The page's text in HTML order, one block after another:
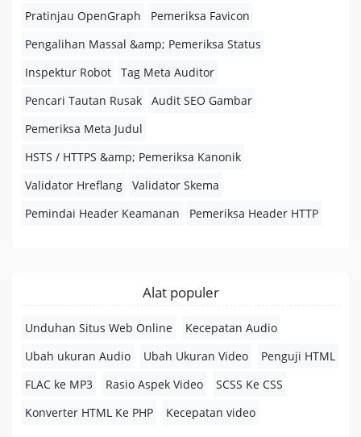
Pratinjau OpenGraph
Pemeriksa Favicon
Pengalihan Massal &amp; Pemeriksa Status
Inspektur Robot
Tag Meta Auditor
Pencari Tautan Rusak
Audit SEO Gambar
Pemeriksa Meta Judul
HSTS / HTTPS &amp; Pemeriksa Kanonik
Validator Hreflang
Validator Skema
Pemindai Header Keamanan
Pemeriksa Header HTTP
Alat populer
Unduhan Situs Web Online
Kecepatan Audio
Ubah ukuran Audio
Ubah Ukuran Video
Penguji HTML
FLAC ke MP3
Rasio Aspek Video
SCSS Ke CSS
Konverter HTML Ke PHP
Kecepatan video